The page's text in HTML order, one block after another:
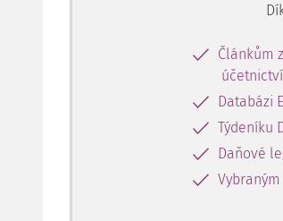
Článkům
Databázi
Týdeníku
Daňové